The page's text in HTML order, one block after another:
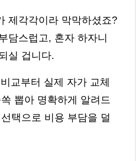
제각각이라 막막하셨죠?
담스럽고, 혼자 하자니
실 겁니다.
교부터 실제 자가 교체
뽑아 명확하게 알려드
택으로 비용 부담을 덜